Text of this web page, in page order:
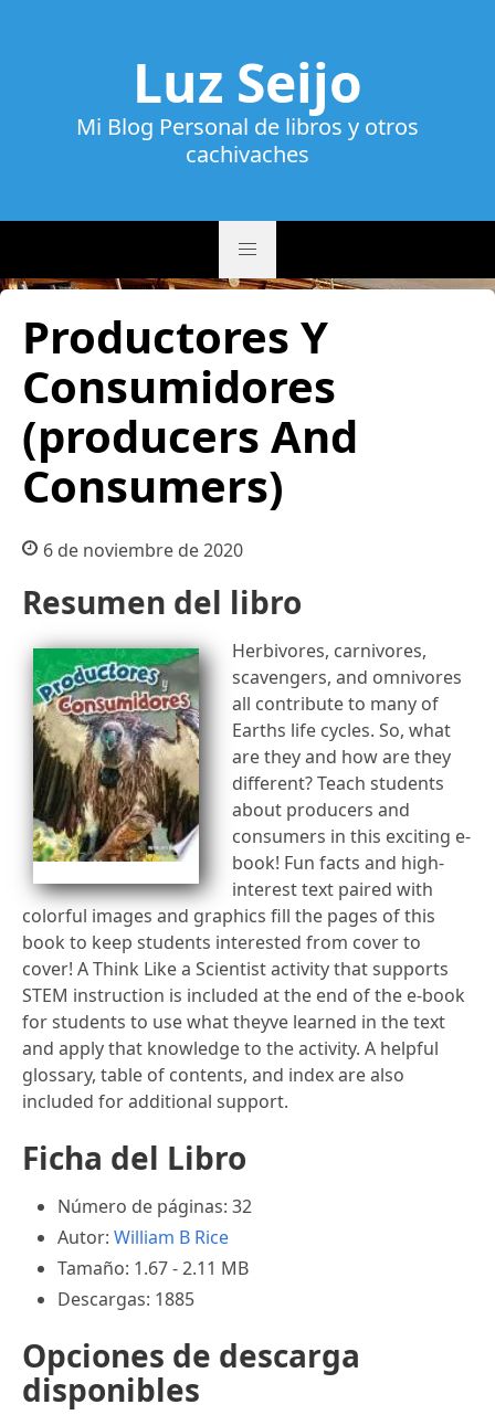
Luz Seijo
Mi Blog Personal de libros y otros
cachivaches
Productores Y
Consumidores
(producers And
Consumers)
6 de noviembre de 2020
Resumen del libro
Herbivores, carnivores,
scavengers, and omnivores
all contribute to many of
Earths life cycles. So, what
are they and how are they
different? Teach students
about producers and
consumers in this exciting e-
book! Fun facts and high-
interest text paired with
colorful images and graphics fill the pages of this
book to keep students interested from cover to
cover! A Think Like a Scientist activity that supports
STEM instruction is included at the end of the e-book
for students to use what theyve learned in the text
and apply that knowledge to the activity. A helpful
glossary, table of contents, and index are also
included for additional support.
Ficha del Libro
Número de páginas: 32
Autor: William B Rice
Tamaño: 1.67 - 2.11 MB
Descargas: 1885
Opciones de descarga
disponibles